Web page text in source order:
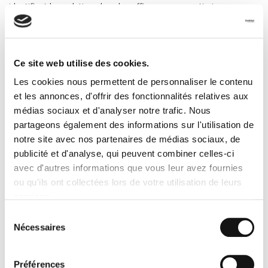
Ce site web utilise des cookies.
Les cookies nous permettent de personnaliser le contenu
et les annonces, d'offrir des fonctionnalités relatives aux
médias sociaux et d'analyser notre trafic. Nous
partageons également des informations sur l'utilisation de
notre site avec nos partenaires de médias sociaux, de
publicité et d'analyse, qui peuvent combiner celles-ci
avec d'autres informations que vous leur avez fournies
ou qu'ils ont collectées lors de votre utilisation de leurs
Nécessaires
Préférences
identifient les solutions les plus efficaces pour optimiser vos
itinéraires et réduire vos coûts opérationnels.
spécialisé
Confier votre transport à un prestataire expert vous permet de
bénéficier de nombreux avantages.
Une expertise pointue
Les prestataires spécialisés dans le transport et la logistique
possèdent une connaissance approfondie des défis spécifiques
à chaque saison, notamment ceux de l’été.Leur capacité à
ajuster leurs ressources en fonction des imprévus et des
ainsi optimiser les flux et garantir des livraisons sans accroc,
même dans les périodes les plus critiques.